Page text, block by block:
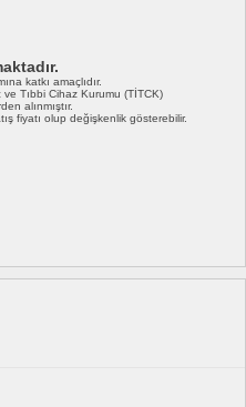
katkı amaçlıdır.
ve Tıbbi Cihaz Kurumu (TİTCK)
alınmıştır.
fiyatı olup değişkenlik gösterebilir.